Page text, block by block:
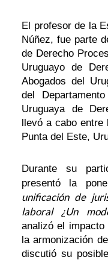
El profesor de la
Núñez, fue parte
de Derecho
Uruguayo de
Abogados del
del
Uruguaya de
llevó a cabo
Punta del Este,
Durante su
presentó la
unificación de
laboral ¿Un
analizó el
la armonización
discutió su